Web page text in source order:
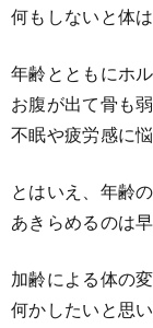
何もしないと体
年齢とともにホ
お腹が出て骨も弱
不眠や疲労感に悩
とはいえ、年齢
あきらめるのは早
加齢による体の
何かしたいと思い